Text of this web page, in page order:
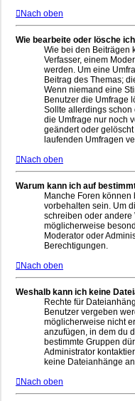
Nach oben
Wie bearbeite oder lösche
Wie bei den Beiträgen
Verfasser, einem
werden. Um eine
Beitrag des Themas;
Wenn niemand eine
Benutzer die Umfrage
Sollte allerdings schon
die Umfrage nur noch
geändert oder
laufenden Umfragen
Nach oben
Warum kann ich auf
Manche Foren
vorbehalten sein. Um
schreiben oder andere
möglicherweise
Moderator oder
Berechtigungen.
Nach oben
Weshalb kann ich keine
Rechte für
Benutzer vergeben
möglicherweise nicht
anzufügen, in dem du
bestimmte Gruppen
Administrator
keine Dateianhänge
Nach oben